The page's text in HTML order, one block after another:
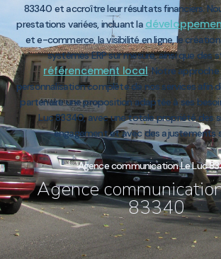
83340 et accroître leur résultats financiers.
prestations variées, incluant la
et e-commerce, la visibilité en ligne, le
systèmes ERP sur mesure, ainsi que des
référencement local. Notre approche
personnalisation complète de nos services afin
partenaire une proposition adaptée à ses
Luc 83340, avec une totale propriété des
engagement et avec des ajustements
Agence communication Le Luc
Agence
83340